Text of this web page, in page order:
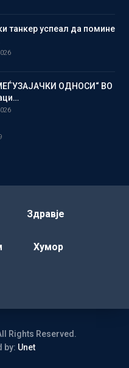
танкер успеал да помине
ОДНОСИ“ ВО
Здравје
Хумор
Rights Reserved.
by: Unet